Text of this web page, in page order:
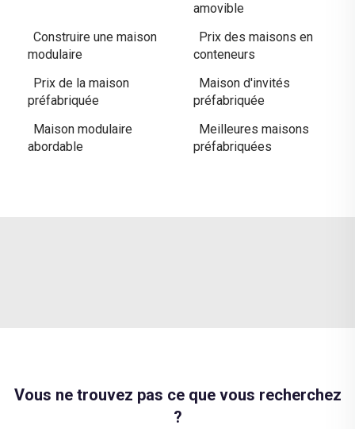
amovible
Construire une maison
modulaire
Prix des maisons en
conteneurs
Prix de la maison
préfabriquée
Maison d'invités
préfabriquée
Maison modulaire
abordable
Meilleures maisons
préfabriquées
Vous ne trouvez pas ce que vous recherchez
?